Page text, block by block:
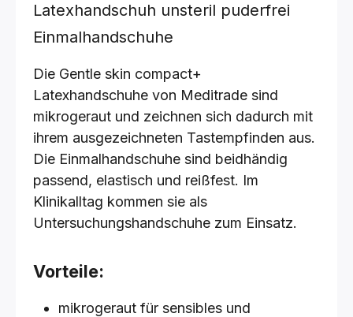
Latexhandschuh unsteril puderfrei
Einmalhandschuhe
Die Gentle skin compact+
Latexhandschuhe von Meditrade sind
mikrogeraut und zeichnen sich dadurch mit
ihrem ausgezeichneten Tastempfinden aus.
Die Einmalhandschuhe sind beidhändig
passend, elastisch und reißfest. Im
Klinikalltag kommen sie als
Untersuchungshandschuhe zum Einsatz.
Vorteile:
mikrogeraut für sensibles und